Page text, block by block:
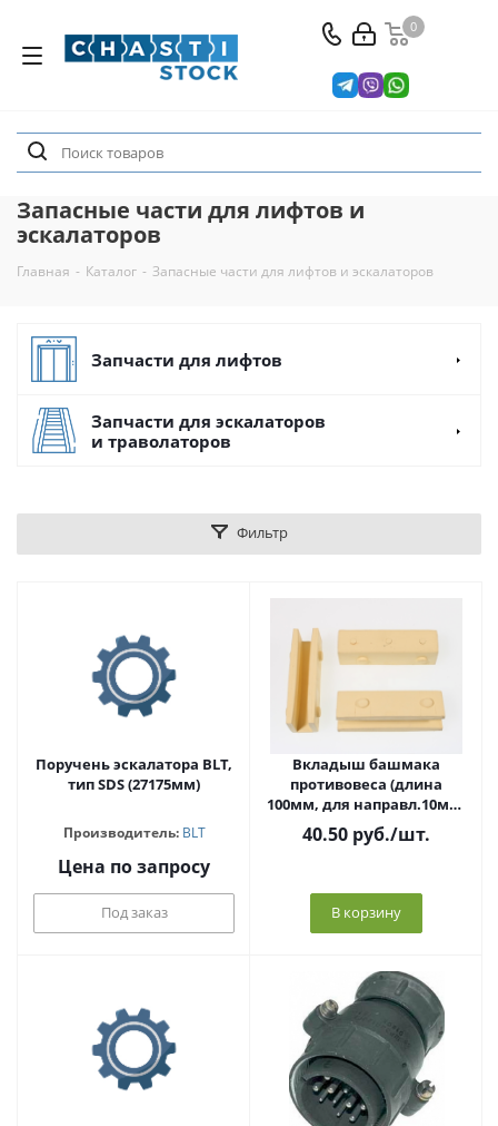
0
Запасные части для лифтов и
эскалаторов
Главная - Каталог - Запасные части для лифтов и эскалаторов
Запчасти для лифтов
Запчасти для эскалаторов
и траволаторов
Фильтр
Поручень эскалатора BLT,
тип SDS (27175мм)
Производитель: BLT
Цена по запросу
Под заказ
Вкладыш башмака
противовеса (длина
100мм, для направл.10мм)
для лифтов BLT,
Suzuki,Koyo
40.50 руб./шт.
В корзину